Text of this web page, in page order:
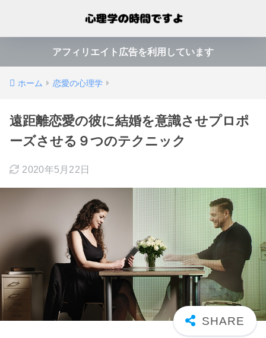
アフィリエイト広告を利用しています
ホーム 恋愛の心理学
遠距離恋愛の彼に結婚を意識させプロポ
ーズさせる９つのテクニック
2020年5月22日